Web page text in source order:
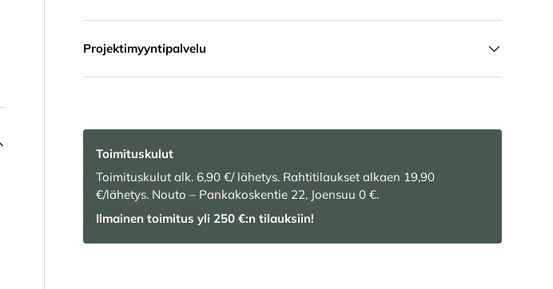
Projektimyyntipalvelu
Toimituskulut
Toimituskulut alk. 6,90 €/ lähetys. Rahtitilaukset alkaen 19,90
€/lähetys. Nouto – Pankakoskentie 22, Joensuu 0 €.
Ilmainen toimitus yli 250 €:n tilauksiin!